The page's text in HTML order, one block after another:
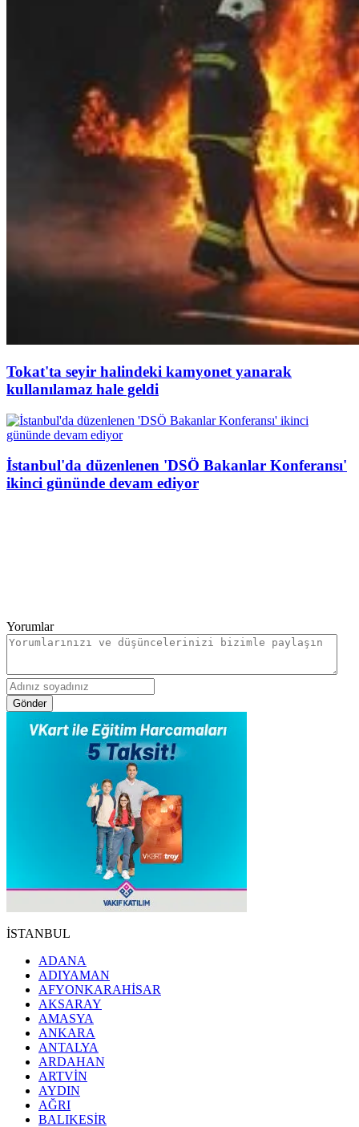
Tokat'ta seyir halindeki kamyonet yanarak
kullanılamaz hale geldi
İstanbul'da düzenlenen 'DSÖ Bakanlar Konferansı'
ikinci gününde devam ediyor
Yorumlar
Gönder
İSTANBUL
ADANA
ADIYAMAN
AFYONKARAHİSAR
AKSARAY
AMASYA
ANKARA
ANTALYA
ARDAHAN
ARTVİN
AYDIN
AĞRI
BALIKESİR